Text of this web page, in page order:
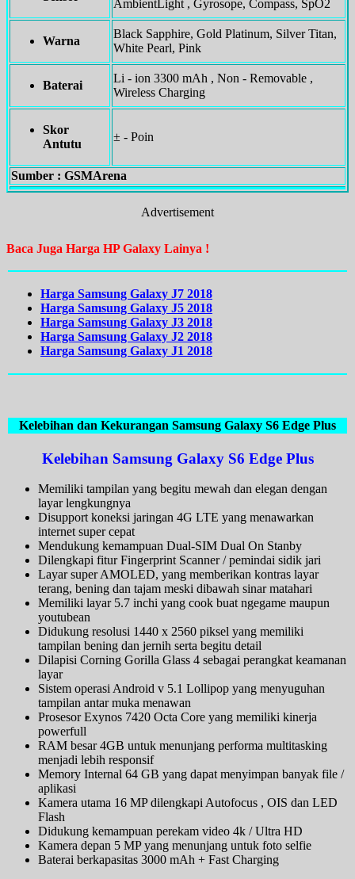
AmbientLight , Gyrosope, Compass, SpO2
Warna
Black Sapphire, Gold Platinum, Silver Titan,
White Pearl, Pink
Baterai
Li - ion 3300 mAh , Non - Removable ,
Wireless Charging
Skor
Antutu
± - Poin
Sumber : GSMArena
Advertisement
Baca Juga Harga HP Galaxy Lainya !
Harga Samsung Galaxy J7 2018
Harga Samsung Galaxy J5 2018
Harga Samsung Galaxy J3 2018
Harga Samsung Galaxy J2 2018
Harga Samsung Galaxy J1 2018
Kelebihan dan Kekurangan Samsung Galaxy S6 Edge Plus
Kelebihan Samsung Galaxy S6 Edge Plus
Memiliki tampilan yang begitu mewah dan elegan dengan
layar lengkungnya
Disupport koneksi jaringan 4G LTE yang menawarkan
internet super cepat
Mendukung kemampuan Dual-SIM Dual On Stanby
Dilengkapi fitur Fingerprint Scanner / pemindai sidik jari
Layar super AMOLED, yang memberikan kontras layar
terang, bening dan tajam meski dibawah sinar matahari
Memiliki layar 5.7 inchi yang cook buat ngegame maupun
youtubean
Didukung resolusi 1440 x 2560 piksel yang memiliki
tampilan bening dan jernih serta begitu detail
Dilapisi Corning Gorilla Glass 4 sebagai perangkat keamanan
layar
Sistem operasi Android v 5.1 Lollipop yang menyuguhan
tampilan antar muka menawan
Prosesor Exynos 7420 Octa Core yang memiliki kinerja
powerfull
RAM besar 4GB untuk menunjang performa multitasking
menjadi lebih responsif
Memory Internal 64 GB yang dapat menyimpan banyak file /
aplikasi
Kamera utama 16 MP dilengkapi Autofocus , OIS dan LED
Flash
Didukung kemampuan perekam video 4k / Ultra HD
Kamera depan 5 MP yang menunjang untuk foto selfie
Baterai berkapasitas 3000 mAh + Fast Charging